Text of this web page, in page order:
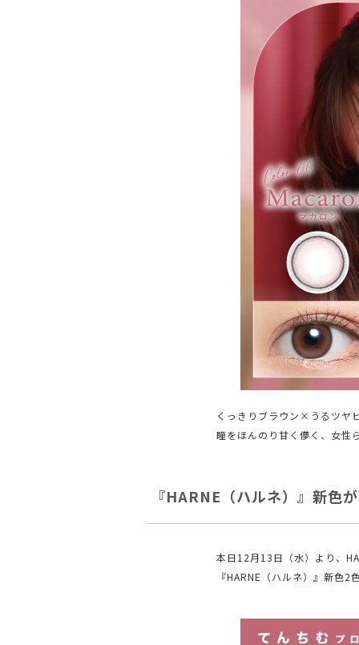
くっきりブラウン×うるツヤ
瞳をほんのり甘く儚く、女性
『HARNE（ハルネ）』新
本日12月13日（水）より、
『HARNE（ハルネ）』新色